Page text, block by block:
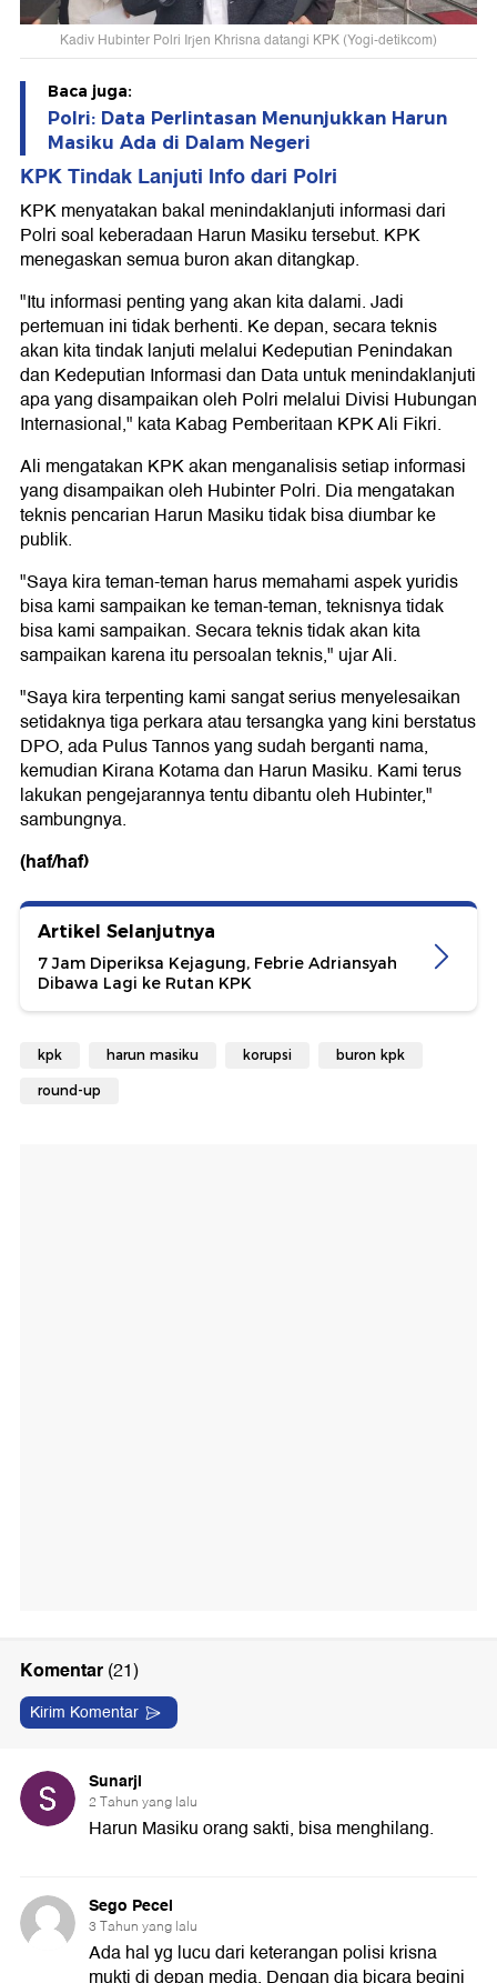
Kadiv Hubinter Polri Irjen Khrisna datangi KPK (Yogi-detikcom)
Baca juga:
Polri: Data Perlintasan Menunjukkan Harun
Masiku Ada di Dalam Negeri
KPK Tindak Lanjuti Info dari Polri
KPK menyatakan bakal menindaklanjuti informasi dari
Polri soal keberadaan Harun Masiku tersebut. KPK
menegaskan semua buron akan ditangkap.
"Itu informasi penting yang akan kita dalami. Jadi
pertemuan ini tidak berhenti. Ke depan, secara teknis
akan kita tindak lanjuti melalui Kedeputian Penindakan
dan Kedeputian Informasi dan Data untuk menindaklanjuti
apa yang disampaikan oleh Polri melalui Divisi Hubungan
Internasional," kata Kabag Pemberitaan KPK Ali Fikri.
Ali mengatakan KPK akan menganalisis setiap informasi
yang disampaikan oleh Hubinter Polri. Dia mengatakan
teknis pencarian Harun Masiku tidak bisa diumbar ke
publik.
"Saya kira teman-teman harus memahami aspek yuridis
bisa kami sampaikan ke teman-teman, teknisnya tidak
bisa kami sampaikan. Secara teknis tidak akan kita
sampaikan karena itu persoalan teknis," ujar Ali.
"Saya kira terpenting kami sangat serius menyelesaikan
setidaknya tiga perkara atau tersangka yang kini berstatus
DPO, ada Pulus Tannos yang sudah berganti nama,
kemudian Kirana Kotama dan Harun Masiku. Kami terus
lakukan pengejarannya tentu dibantu oleh Hubinter,"
sambungnya.
(haf/haf)
Artikel Selanjutnya
7 Jam Diperiksa Kejagung, Febrie Adriansyah
Dibawa Lagi ke Rutan KPK
kpk harun masiku korupsi buron kpk
round-up